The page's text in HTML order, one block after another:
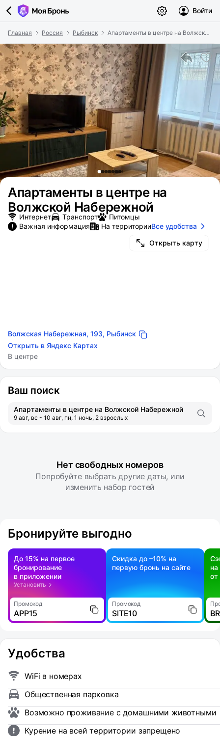
Войти
Главная Россия Рыбинск Апартаменты в центре на Волжской Набережной
Апартаменты в центре на
Волжской Набережной
Открыть карту
Волжская Набережная, 193, Рыбинск
Открыть в Яндекс Картах
В центре
Интернет Транспорт
Питомцы
Важная информация
На территорииВсе удобства
Ваш поиск
Апартаменты в центре на Волжской Набережной
9 авг, вс - 10 авг, пн, 1 ночь, 2 взрослых
Нет свободных номеров
Попробуйте выбрать другие даты, или
изменить набор гостей
Бронируйте выгодно
До 15% на первое
бронирование
в приложении
Установить
Промокод
APP15
Скидка до –10% на
первую бронь на сайте
Промокод
SITE10
на
Удобства
WiFi в номерах
Общественная парковка
Возможно проживание с домашними животными
Курение на всей территории запрещено